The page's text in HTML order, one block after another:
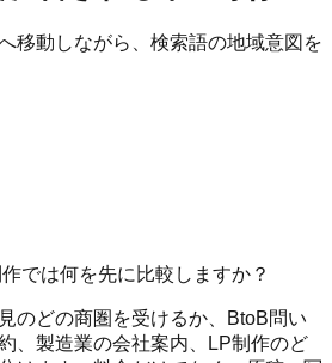
移動しながら、検索語の地域意図を
では何を先に比較しますか？
のどの商圏を受けるか、BtoB問い
、製造業の会社案内、LP制作のど